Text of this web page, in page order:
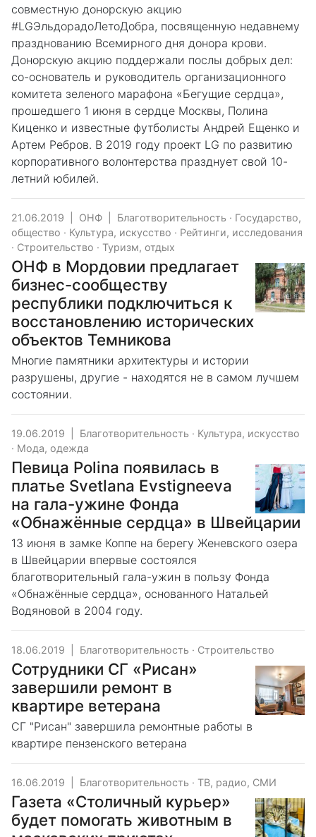
совместную донорскую акцию
#LGЭльдорадоЛетоДобра, посвященную недавнему
празднованию Всемирного дня донора крови.
Донорскую акцию поддержали послы добрых дел:
со-основатель и руководитель организационного
комитета зеленого марафона «Бегущие сердца»,
прошедшего 1 июня в сердце Москвы, Полина
Киценко и известные футболисты Андрей Ещенко и
Артем Ребров. В 2019 году проект LG по развитию
корпоративного волонтерства празднует свой 10-
летний юбилей.
21.06.2019 ОНФ Благотворительность · Государство,
общество · Культура, искусство · Рейтинги, исследования
· Строительство · Туризм, отдых
ОНФ в Мордовии предлагает
бизнес-сообществу
республики подключиться к
восстановлению исторических
объектов Темникова
Многие памятники архитектуры и истории
разрушены, другие - находятся не в самом лучшем
состоянии.
19.06.2019 Благотворительность · Культура, искусство
· Мода, одежда
Певица Polina появилась в
платье Svetlana Evstigneeva
на гала-ужине Фонда
«Обнажённые сердца» в Швейцарии
13 июня в замке Коппе на берегу Женевского озера
в Швейцарии впервые состоялся
благотворительный гала-ужин в пользу Фонда
«Обнажённые сердца», основанного Натальей
Водяновой в 2004 году.
18.06.2019 Благотворительность · Строительство
Сотрудники СГ «Рисан»
завершили ремонт в
квартире ветерана
СГ "Рисан" завершила ремонтные работы в
квартире пензенского ветерана
16.06.2019 Благотворительность · ТВ, радио, СМИ
Газета «Столичный курьер»
будет помогать животным в